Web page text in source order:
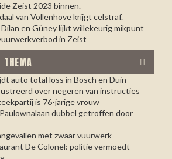
Zeist 2023 binnen.
van Vollenhove krijgt celstraf.
Dilan en Güney lijkt willekeurig mikpunt
in Zeist
THEMA
auto total loss in Bosch en Duin
over negeren van instructies
is 76-jarige vrouw
dubbel getroffen door
met zwaar vuurwerk
De Colonel: politie vermoedt